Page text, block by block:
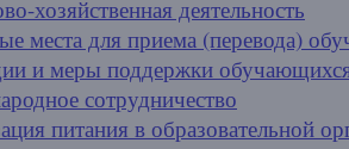
хозяйственная деятельность
места для приема (перевода)
и меры поддержки
сотрудничество
питания в образовательной